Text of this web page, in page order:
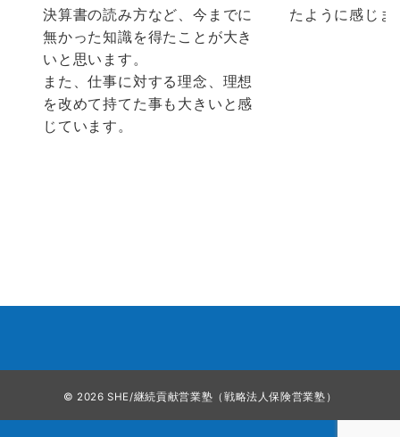
決算書の読み方など、今までに
無かった知識を得たことが大き
いと思います。
また、仕事に対する理念、理想
を改めて持てた事も大きいと感
じています。
たように感じま
© 2026SHE/継続貢献営業塾（戦略法人保険営業塾）